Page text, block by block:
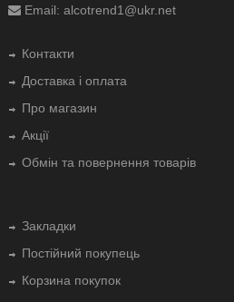
Email: alcotrend1@ukr.net
Контакти
Доставка і оплата
Про магазин
Акції
Обмін та повернення товарів
Закладки
Постійний покупець
Корзина покупок